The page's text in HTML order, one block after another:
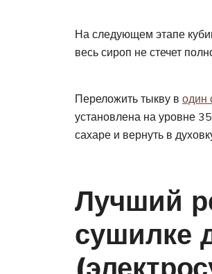
На следующем этапе
весь сироп не стечет
Переложить тыкву в один
установлена на уровне
сахаре и вернуть в
Лучший
сушилке